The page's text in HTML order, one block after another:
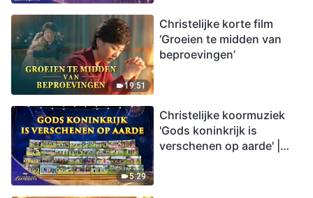
19:51
Christelijke korte film
‘Groeien te midden van
beproevingen’
5:29
Christelijke koormuziek
'Gods koninkrijk is
verschenen op aarde' |